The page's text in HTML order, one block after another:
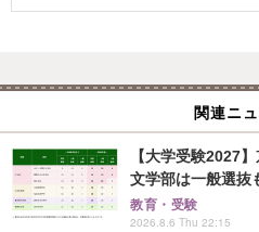
関連ニ
【大学受験2027
文学部は一般選抜
教育・受験
2026.8.6 Thu 22:15